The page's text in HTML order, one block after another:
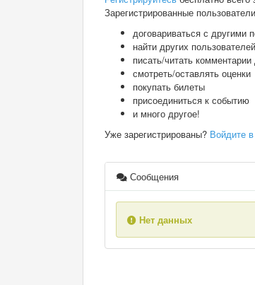
Зарегистрированные
договариваться с другими
найти других
писать/читать
смотреть/оставлять оценки
покупать билеты
присоединиться к событию
и много другое!
Уже зарегистрированы? Войдите
Сообщения
Нет данных